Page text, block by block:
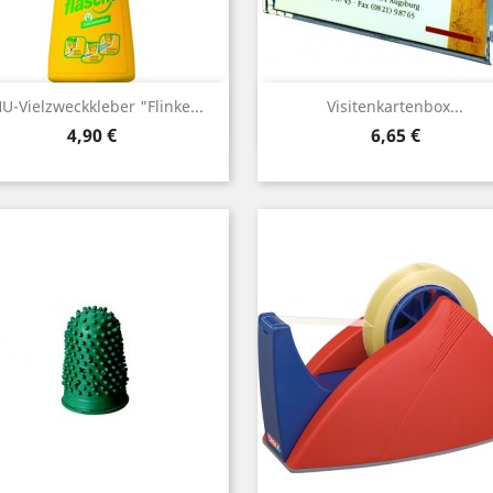
Vielzweckkleber "Flinke...
Preis
4,90 €
Vorschau Visitenkartenbox...
Preis
6,65 €
Vorschau